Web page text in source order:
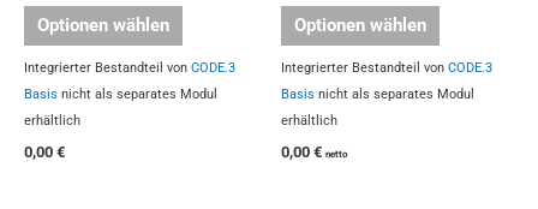
Optionen wählen
Integrierter Bestandteil von CODE.3
Basis nicht als separates Modul
erhältlich
0,00 €
Optionen wählen
Integrierter Bestandteil von CODE.3
Basis nicht als separates Modul
erhältlich
0,00 € netto